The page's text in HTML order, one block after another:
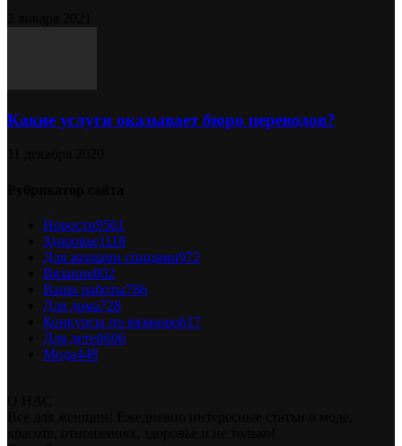
Какие услуги оказывает бюро переводов?
Новости9561
Здоровье1118
Для женщин спицами972
Вязание802
Ваши работы786
Для дома728
Конкурсы по вязанию617
Для детей606
Мода448